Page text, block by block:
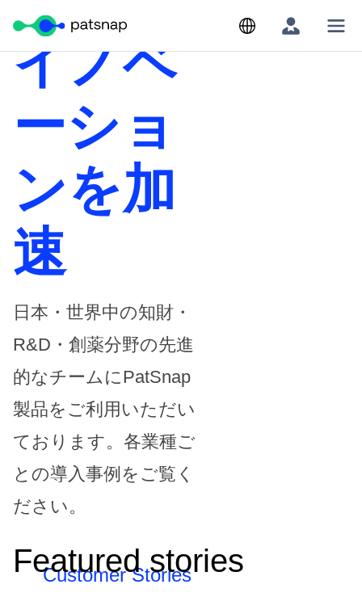
Skipイノベ
ーショ
ンを加
速
日本・世界中の知財・
R&D・創薬分野の先進
的なチームにPatSnap
製品をご利用いただい
ております。各業種ご
との導入事例をご覧く
ださい。
Customer Stories
Featured stories